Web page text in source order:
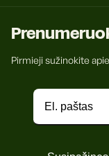
Pirmieji sužinokite